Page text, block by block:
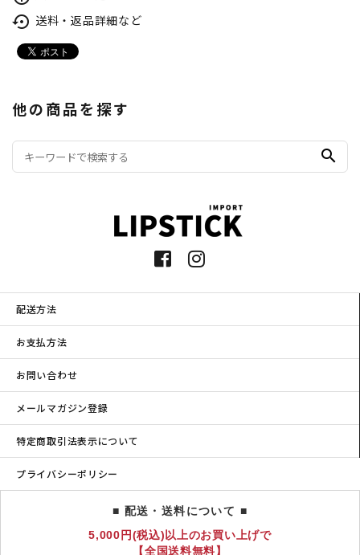
settings_backup_restore 送料・返品詳細など
他の商品を探す
search
配送方法
お支払方法
お問い合わせ
メールマガジン登録
特定商取引法表示について
プライバシーポリシー
■ 配送・送料について ■
5,000円(税込)以上のお買い上げで
【全国送料無料】